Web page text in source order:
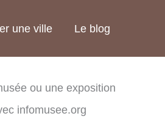
une ville Le blog
ou une exposition
infomusee.org